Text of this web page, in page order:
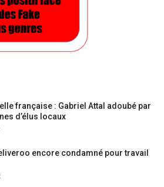
française : Gabriel Attal adoubé par
d’élus locaux
encore condamné pour travail